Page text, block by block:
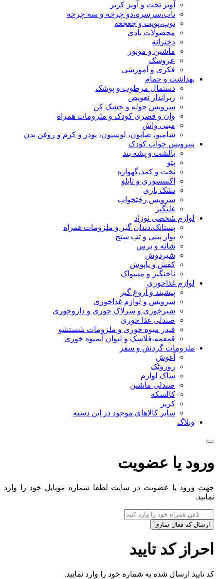
آویز تخت و آویز کریر
تاب،سرسره،دو چرخه و سه چرخه
توپ،پوپت و جغجغه
محصولات بادی
دخترانه
ماشین و موتور
عروسک
فکری و آموزشی
بهداشت و حمام
دستمال مرطوب و پوشک
زیرانداز تعویض
سرویس حوله و خشک کن
وان و قصری کودک و ملزومات همراه
مینی واش
شامپو، صابون، لوسیون، پودر و کرم و روغن بدن
سرویس خواب کودک
بالشت و پشه بند
پتو
تخت و کمد،گهواره
اکسسوری و تابلو
تشک بازی
سرویس رختخواب
غلتگیر
لوازم شخصی نوزاد
پستانک،دندان گیر و ملزومات همراه
پوار بینی و تب سنج
شانه و برس
شیردوش
کفش و پاپوش
ناخنگیر و مسواک
لوازم غذاخوری
پیشبند و آروغ گیر
سرویس و لوازم غذاخوری
شیرخوری و سرلاک خوری و داروخوری
صندلی غذا خوری
فیدر میوه خوری و ملزومات شستشو
قمقمه،فلاسک و لیوان آبمیوه خوری
ملزومات گردش و سفر
آغوش
روروئک
ساک لوازم
صندلی ماشین
کالسکه
کریر
سایر کالاهای موجود در این دسته
وبلاگ
ورود یا عضویت
جهت ورود یا عضویت در سایت لطفا شماره موبایل خود را وارد
نمایید.
ارسال کد فعال سازی
احراز کد تایید
کد تایید ارسال شده به شماره خود را وارد نمایید.